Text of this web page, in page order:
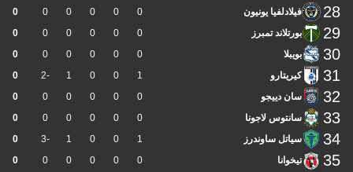
28 فيلادلفيا يونيون 0
0
0
0
0
0
29 بورتلاند تمبرز 0
0
0
0
0
0
30 بويبلا 0
0
0
0
0
0
31 كيريتارو 1
0
0
1
-2
0
32 سان دييجو 0
0
0
0
0
0
33 سانتوس لاجونا 0
0
0
0
0
0
34 سياتل ساوندرز 1
0
0
1
-3
0
35 تيخوانا 0
0
0
0
0
0